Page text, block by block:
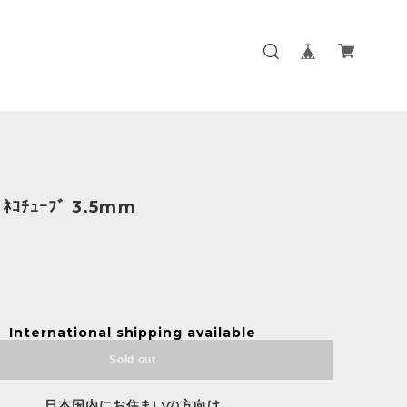
ｺﾁｭｰﾌﾞ 3.5mm
International shipping available
Sold out